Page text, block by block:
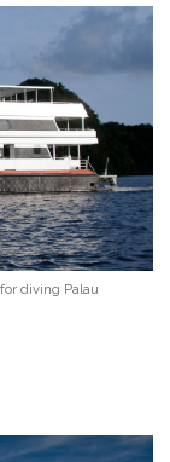
diving Palau